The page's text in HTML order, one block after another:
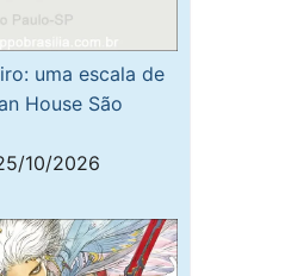
uma escala de
House São
10/2026